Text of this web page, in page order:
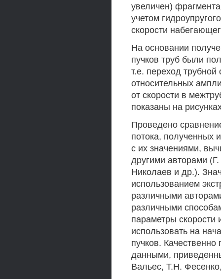
увеличен)
учетом
скорости
На основании
пучков труб были
т.е. переход
относительных
от скорости в
показаны на
Проведено
потока, полученных
с их значениями,
другими авторами
Николаев и др.).
использованием
различными
различными
параметры
использовать на
пучков.
данными,
Вальес, Т.Н.